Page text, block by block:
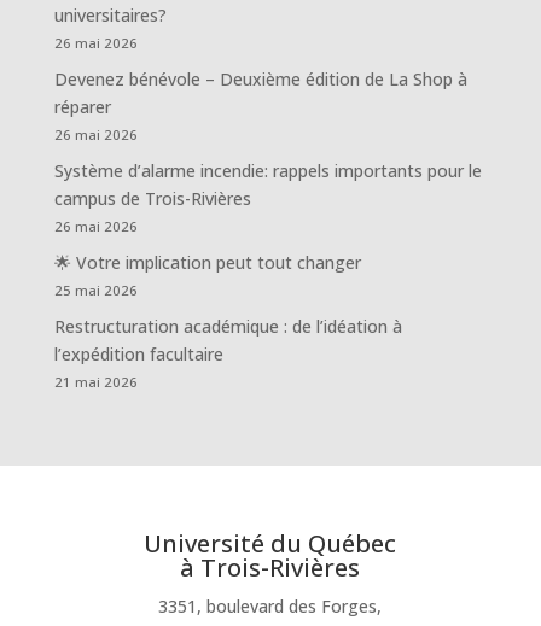
universitaires?
26 mai 2026
Devenez bénévole – Deuxième édition de La Shop à
réparer
26 mai 2026
Système d’alarme incendie: rappels importants pour le
campus de Trois-Rivières
26 mai 2026
🌟 Votre implication peut tout changer
25 mai 2026
Restructuration académique : de l’idéation à
l’expédition facultaire
21 mai 2026
Université du Québec
à Trois-Rivières
3351, boulevard des Forges,